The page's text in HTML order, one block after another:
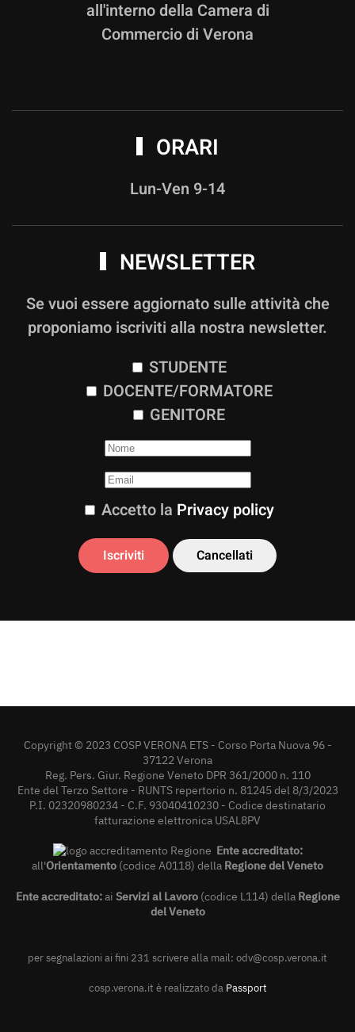
all'interno della Camera di
Commercio di Verona
ORARI
Lun-Ven 9-14
NEWSLETTER
Se vuoi essere aggiornato sulle attività che
proponiamo iscriviti alla nostra newsletter.
STUDENTE
DOCENTE/FORMATORE
GENITORE
Accetto la Privacy policy
Copyright © 2023 COSP VERONA ETS - Corso Porta Nuova 96 -
37122 Verona
Reg. Pers. Giur. Regione Veneto DPR 361/2000 n. 110
Ente del Terzo Settore - RUNTS repertorio n. 81245 del 8/3/2023
P.I. 02320980234 - C.F. 93040410230 - Codice destinatario
fatturazione elettronica USAL8PV
Ente accreditato:
all'Orientamento (codice A0118) della Regione del Veneto
Ente accreditato:ai Servizi al Lavoro(codice L114) della Regione
del Veneto
per segnalazioni ai fini 231 scrivere alla mail: odv@cosp.verona.it
cosp.verona.it è realizzato da Passport